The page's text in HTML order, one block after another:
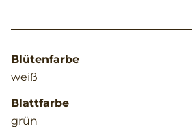
Blütenfarbe
weiß
Blattfarbe
grün